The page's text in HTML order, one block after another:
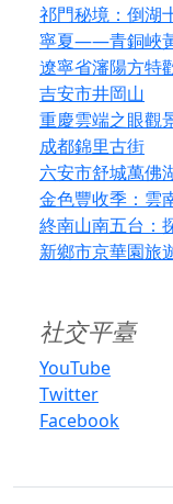
祁門秘境：倒湖
寧夏——青銅峽
遼寧省瀋陽方特
吉安市井岡山
重慶雲端之眼觀
成都錦里古街
六安市舒城萬佛
金色豐收季：雲
終南山南五台：
新鄉市京華園旅
社交平臺
YouTube
Twitter
Facebook